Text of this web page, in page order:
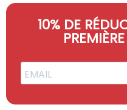
10% DE